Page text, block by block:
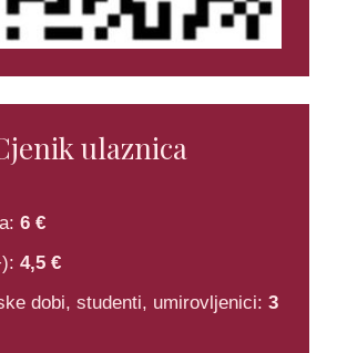
ulaznica
6 €
4,5 €
dobi, studenti, umirovljenici: 3